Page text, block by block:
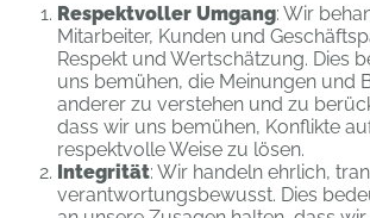
Respektvoller Umgang: Wir
Mitarbeiter, Kunden und
Respekt und Wertschätzung. Dies
uns bemühen, die Meinungen und
anderer zu verstehen und zu
dass wir uns bemühen, Konflikte
respektvolle Weise zu lösen.
Integrität: Wir handeln ehrlich,
verantwortungsbewusst. Dies